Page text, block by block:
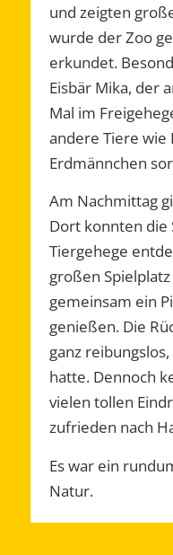
und zeigten
wurde der Zoo
erkundet.
Eisbär Mika, der
Mal im
andere Tiere wie
Erdmännchen
Am Nachmittag
Dort konnten die
Tiergehege
großen
gemeinsam ein
genießen. Die
ganz
hatte. Dennoch
vielen tollen
zufrieden nach
Es war ein
Natur.